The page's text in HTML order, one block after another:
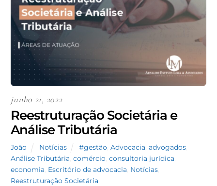
junho 21, 2022
Reestruturação Societária e
Análise Tributária
João Notícias #gestão ,Advocacia ,advogados
Análise Tributária ,comércio ,consultoria jurídica
economia Escritório de advocacia Notícias
Reestruturação Societária